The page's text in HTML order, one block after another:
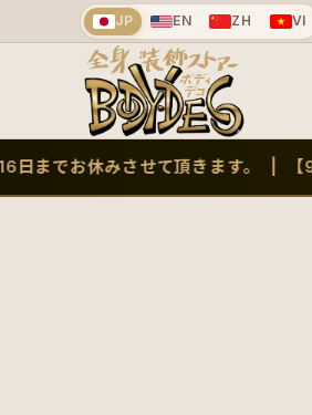
JP EN ZH VI
お休みさせて頂きます。 | 【9